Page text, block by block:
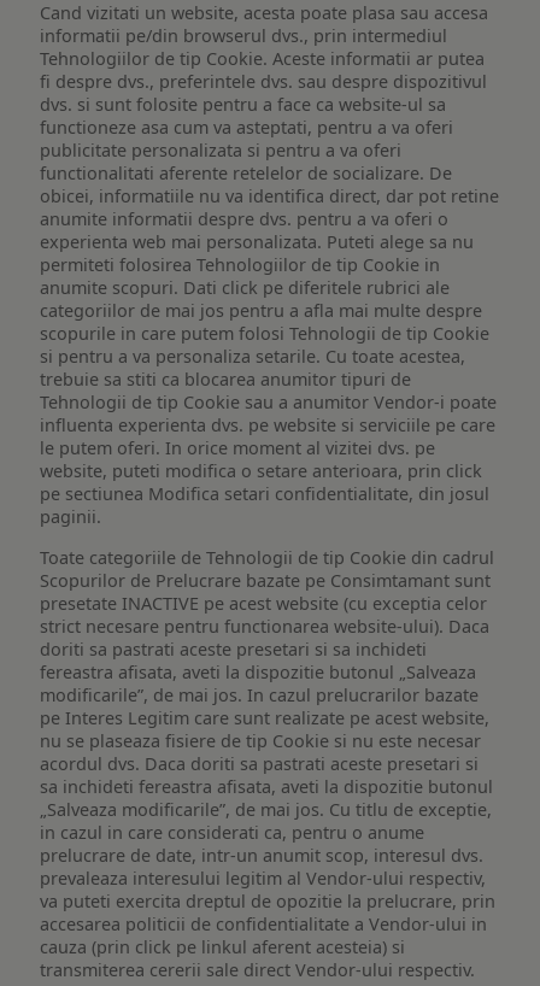
Cand vizitati un website, acesta poate plasa sau accesa
informatii pe/din browserul dvs., prin intermediul
Tehnologiilor de tip Cookie. Aceste informatii ar putea
fi despre dvs., preferintele dvs. sau despre dispozitivul
dvs. si sunt folosite pentru a face ca website-ul sa
functioneze asa cum va asteptati, pentru a va oferi
publicitate personalizata si pentru a va oferi
functionalitati aferente retelelor de socializare. De
obicei, informatiile nu va identifica direct, dar pot retine
anumite informatii despre dvs. pentru a va oferi o
experienta web mai personalizata. Puteti alege sa nu
permiteti folosirea Tehnologiilor de tip Cookie in
anumite scopuri. Dati click pe diferitele rubrici ale
categoriilor de mai jos pentru a afla mai multe despre
scopurile in care putem folosi Tehnologii de tip Cookie
si pentru a va personaliza setarile. Cu toate acestea,
trebuie sa stiti ca blocarea anumitor tipuri de
Tehnologii de tip Cookie sau a anumitor Vendor-i poate
influenta experienta dvs. pe website si serviciile pe care
le putem oferi. In orice moment al vizitei dvs. pe
website, puteti modifica o setare anterioara, prin click
pe sectiunea Modifica setari confidentialitate, din josul
paginii.
Toate categoriile de Tehnologii de tip Cookie din cadrul
Scopurilor de Prelucrare bazate pe Consimtamant sunt
presetate INACTIVE pe acest website (cu exceptia celor
strict necesare pentru functionarea website-ului). Daca
doriti sa pastrati aceste presetari si sa inchideti
fereastra afisata, aveti la dispozitie butonul „Salveaza
modificarile”, de mai jos. In cazul prelucrarilor bazate
pe Interes Legitim care sunt realizate pe acest website,
nu se plaseaza fisiere de tip Cookie si nu este necesar
acordul dvs. Daca doriti sa pastrati aceste presetari si
sa inchideti fereastra afisata, aveti la dispozitie butonul
„Salveaza modificarile”, de mai jos. Cu titlu de exceptie,
in cazul in care considerati ca, pentru o anume
prelucrare de date, intr-un anumit scop, interesul dvs.
prevaleaza interesului legitim al Vendor-ului respectiv,
va puteti exercita dreptul de opozitie la prelucrare, prin
accesarea politicii de confidentialitate a Vendor-ului in
cauza (prin click pe linkul aferent acesteia) si
transmiterea cererii sale direct Vendor-ului respectiv.